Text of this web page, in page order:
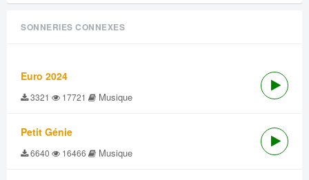
SONNERIES CONNEXES
Euro 2024
3321 17721 Musique
Petit Génie
6640 16466 Musique